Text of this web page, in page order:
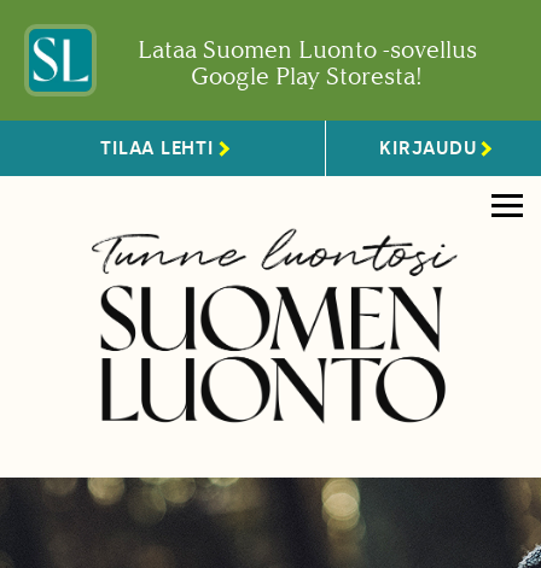
Lataa Suomen Luonto -sovellus
Google Play Storesta!
TILAA LEHTI KIRJAUDU